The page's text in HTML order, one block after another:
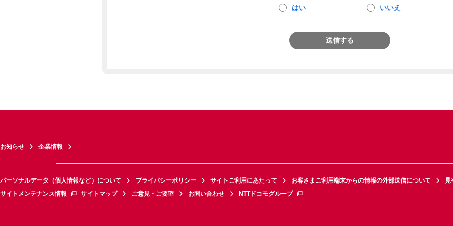
はい いいえ
送信する
お知らせ 企業情報
パーソナルデータ（個人情報など）について プライバシーポリシー サイトご利用にあたって お客さまご利用端末からの情報の外部送信について
見
サイトメンテナンス情報
サイトマップ ご意見・ご要望 お問い合わせ NTTドコモグループ